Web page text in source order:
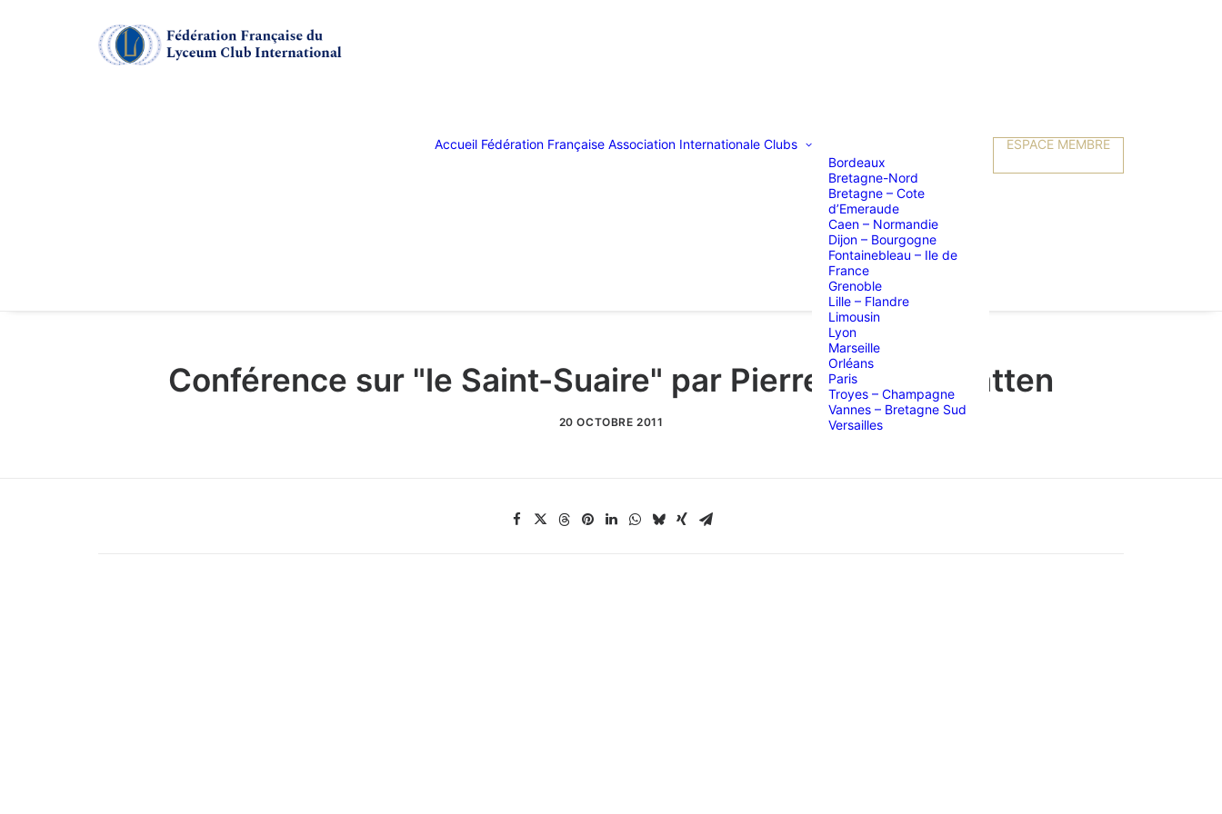
Accueil Fédération Française Association Internationale Clubs
Bordeaux
Bretagne-Nord
Bretagne – Cote
d’Emeraude
Caen – Normandie
Dijon – Bourgogne
Fontainebleau – Ile de
France
Grenoble
Lille – Flandre
Limousin
Lyon
Marseille
Orléans
Paris
Troyes – Champagne
Vannes – Bretagne Sud
Versailles
ESPACE MEMBRE
Conférence sur "le Saint-Suaire" par Pierre de Riedmatten
20 OCTOBRE 2011